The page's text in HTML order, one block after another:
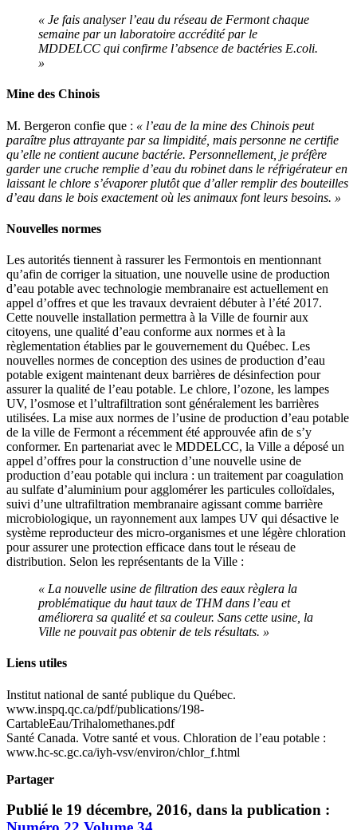
« Je fais analyser l’eau du réseau de Fermont chaque
semaine par un laboratoire accrédité par le
MDDELCC qui confirme l’absence de bactéries E.coli.
»
Mine des Chinois
M. Bergeron confie que : « l’eau de la mine des Chinois peut
paraître plus attrayante par sa limpidité, mais personne ne certifie
qu’elle ne contient aucune bactérie. Personnellement, je préfère
garder une cruche remplie d’eau du robinet dans le réfrigérateur en
laissant le chlore s’évaporer plutôt que d’aller remplir des bouteilles
d’eau dans le bois exactement où les animaux font leurs besoins. »
Nouvelles normes
Les autorités tiennent à rassurer les Fermontois en mentionnant
qu’afin de corriger la situation, une nouvelle usine de production
d’eau potable avec technologie membranaire est actuellement en
appel d’offres et que les travaux devraient débuter à l’été 2017.
Cette nouvelle installation permettra à la Ville de fournir aux
citoyens, une qualité d’eau conforme aux normes et à la
règlementation établies par le gouvernement du Québec. Les
nouvelles normes de conception des usines de production d’eau
potable exigent maintenant deux barrières de désinfection pour
assurer la qualité de l’eau potable. Le chlore, l’ozone, les lampes
UV, l’osmose et l’ultrafiltration sont généralement les barrières
utilisées. La mise aux normes de l’usine de production d’eau potable
de la ville de Fermont a récemment été approuvée afin de s’y
conformer. En partenariat avec le MDDELCC, la Ville a déposé un
appel d’offres pour la construction d’une nouvelle usine de
production d’eau potable qui inclura : un traitement par coagulation
au sulfate d’aluminium pour agglomérer les particules colloïdales,
suivi d’une ultrafiltration membranaire agissant comme barrière
microbiologique, un rayonnement aux lampes UV qui désactive le
système reproducteur des micro-organismes et une légère chloration
pour assurer une protection efficace dans tout le réseau de
distribution. Selon les représentants de la Ville :
« La nouvelle usine de filtration des eaux règlera la
problématique du haut taux de THM dans l’eau et
améliorera sa qualité et sa couleur. Sans cette usine, la
Ville ne pouvait pas obtenir de tels résultats. »
Liens utiles
Institut national de santé publique du Québec.
www.inspq.qc.ca/pdf/publications/198-
CartableEau/Trihalomethanes.pdf
Santé Canada. Votre santé et vous. Chloration de l’eau potable :
www.hc-sc.gc.ca/iyh-vsv/environ/chlor_f.html
Partager
Publié le 19 décembre, 2016, dans la publication :